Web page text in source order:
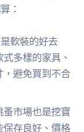
：
軟裝的好去
多樣的家具、
，避免買到不合
蚤市場也是挖寶
保存良好、價格